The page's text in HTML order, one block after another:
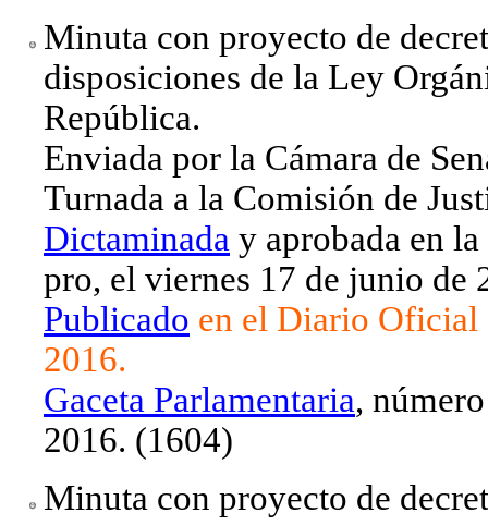
Minuta con proyecto de
disposiciones de la Ley
República.
Enviada por la Cámara de
Turnada a la Comisión de
Dictaminada y aprobada en
pro, el viernes 17 de junio de
Publicado en el Diario Oficial
2016.
Gaceta Parlamentaria,
2016. (1604)
Minuta con proyecto de